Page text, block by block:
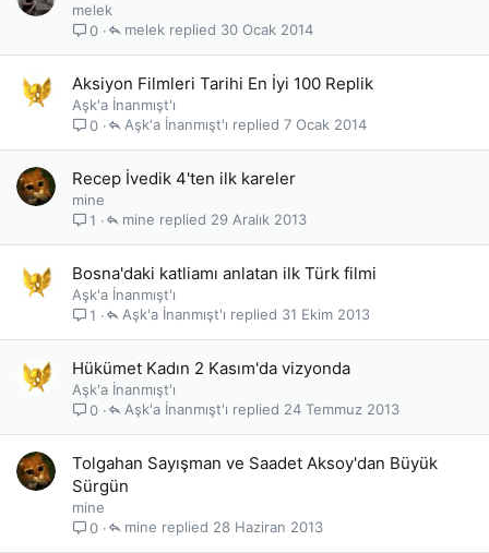
melek
0
30 Ocak 2014
melek
Aksiyon Filmleri Tarihi En İyi 100 Replik
Aşk'a İnanmışt'ı
0
7 Ocak 2014
Aşk'a İnanmışt'ı
Recep İvedik 4'ten ilk kareler
mine
1
29 Aralık 2013
mine
Bosna'daki katliamı anlatan ilk Türk filmi
Aşk'a İnanmışt'ı
1
31 Ekim 2013
Aşk'a İnanmışt'ı
Hükümet Kadın 2 Kasım'da vizyonda
Aşk'a İnanmışt'ı
0
24 Temmuz 2013
Aşk'a İnanmışt'ı
Tolgahan Sayışman ve Saadet Aksoy'dan Büyük
Sürgün
mine
0
28 Haziran 2013
mine